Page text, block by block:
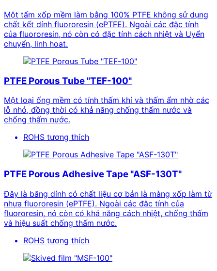
Một tấm xốp mềm làm bằng 100% PTFE không sử dụng
chất kết dính fluororesin (ePTFE). Ngoài các đặc tính
của fluororesin, nó còn có đặc tính cách nhiệt và Uyển
chuyển, linh hoat.
PTFE Porous Tube "TEF-100"
Một loại ống mềm có tính thấm khí và thấm ẩm nhờ các
lỗ nhỏ, đồng thời có khả năng chống thấm nước và
chống thấm nước.
ROHS tương thích
PTFE Porous Adhesive Tape "ASF-130T"
Đây là băng dính có chất liệu cơ bản là màng xốp làm từ
nhựa fluororesin (ePTFE). Ngoài các đặc tính của
fluororesin, nó còn có khả năng cách nhiệt, chống thấm
và hiệu suất chống thấm nước.
ROHS tương thích